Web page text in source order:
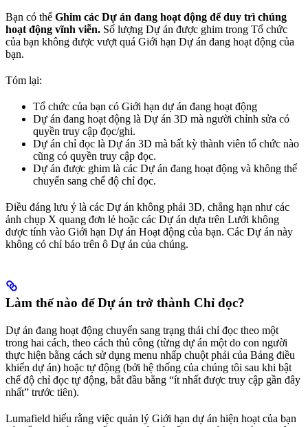
Bạn có thể Ghim các Dự án đang hoạt động để duy trì chúng
hoạt động vĩnh viễn. Số lượng Dự án được ghim trong Tổ chức
của bạn không được vượt quá Giới hạn Dự án đang hoạt động của
bạn.
Tóm lại:
Tổ chức của bạn có Giới hạn dự án đang hoạt động
Dự án đang hoạt động là Dự án 3D mà người chỉnh sửa có
quyền truy cập đọc/ghi.
Dự án chỉ đọc là Dự án 3D mà bất kỳ thành viên tổ chức nào
cũng có quyền truy cập đọc.
Dự án được ghim là các Dự án đang hoạt động và không thể
chuyển sang chế độ chỉ đọc.
Điều đáng lưu ý là các Dự án không phải 3D, chẳng hạn như các
ảnh chụp X quang đơn lẻ hoặc các Dự án dựa trên Lưới không
được tính vào Giới hạn Dự án Hoạt động của bạn. Các Dự án này
không có chỉ báo trên ô Dự án của chúng.
Làm thế nào để Dự án trở thành Chỉ đọc?
Dự án đang hoạt động chuyển sang trạng thái chỉ đọc theo một
trong hai cách, theo cách thủ công (từng dự án một do con người
thực hiện bằng cách sử dụng menu nhấp chuột phải của Bảng điều
khiển dự án) hoặc tự động (bởi hệ thống của chúng tôi sau khi bật
chế độ chỉ đọc tự động, bắt đầu bằng “ít nhất được truy cập gần đây
nhất” trước tiên).
Lumafield hiểu rằng việc quản lý Giới hạn dự án hiện hoạt của bạn